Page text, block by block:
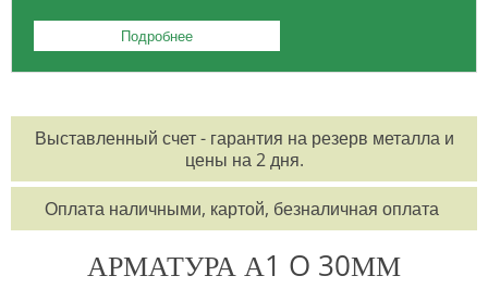
Подробнее
Выставленный счет - гарантия на резерв металла и
цены на 2 дня.
Оплата наличными, картой, безналичная оплата
АРМАТУРА А1 O 30ММ